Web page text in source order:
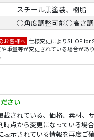
スチール黒塗装、樹脂
◯角度調整可能◯高さ
お客様へ 仕様変更によりSHOP for
重量等が変更されている場合があ
さい
載されている、価格、素材、
時点から変更になっている場
表示されている情報を再度ご確